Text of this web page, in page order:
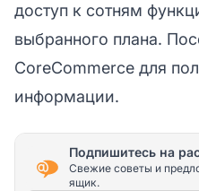
доступ к сотням
выбранного плана.
CoreCommerce для
информации.
Подпишитесь на
Свежие советы и
ящик.